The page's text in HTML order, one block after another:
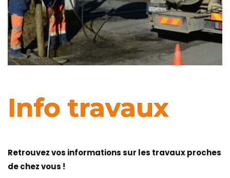
Info travaux
Retrouvez vos informations sur les travaux proches
de chez vous !